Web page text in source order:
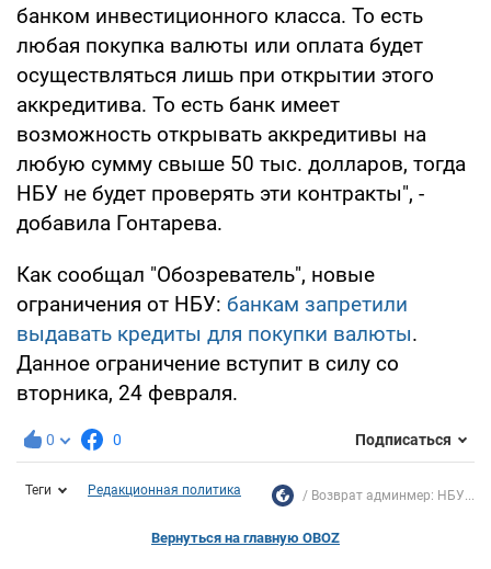
банком инвестиционного класса. То есть
любая покупка валюты или оплата будет
осуществляться лишь при открытии этого
аккредитива. То есть банк имеет
возможность открывать аккредитивы на
любую сумму свыше 50 тыс. долларов, тогда
НБУ не будет проверять эти контракты", -
добавила Гонтарева.
Как сообщал "Обозреватель", новые
ограничения от НБУ: банкам запретили
выдавать кредиты для покупки валюты.
Данное ограничение вступит в силу со
вторника, 24 февраля.
0 0 Подписаться
Теги Редакционная политика Возврат админмер: НБУ...
Вернуться на главную OBOZ